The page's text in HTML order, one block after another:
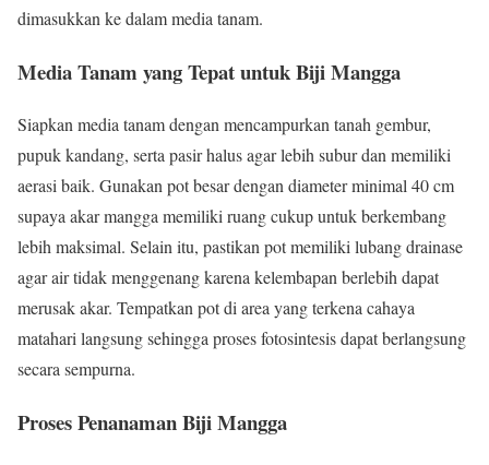
dimasukkan ke dalam media tanam.
Media Tanam yang Tepat untuk Biji Mangga
Siapkan media tanam dengan mencampurkan tanah gembur,
pupuk kandang, serta pasir halus agar lebih subur dan memiliki
aerasi baik. Gunakan pot besar dengan diameter minimal 40 cm
supaya akar mangga memiliki ruang cukup untuk berkembang
lebih maksimal. Selain itu, pastikan pot memiliki lubang drainase
agar air tidak menggenang karena kelembapan berlebih dapat
merusak akar. Tempatkan pot di area yang terkena cahaya
matahari langsung sehingga proses fotosintesis dapat berlangsung
secara sempurna.
Proses Penanaman Biji Mangga